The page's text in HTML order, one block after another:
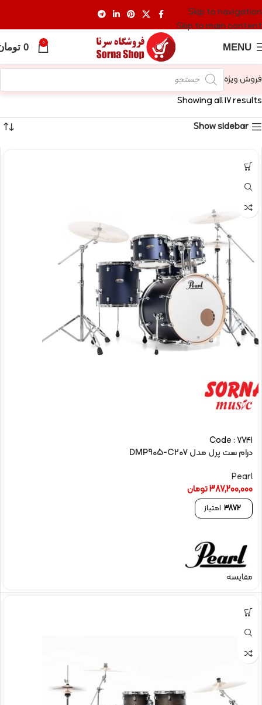
Skip to navigation
Skip to main content
MENU
0
0
فروش ویژه
Showing all 17 results
Show sidebar
Code : 7741
درام ست پرل مدل DMP905-C207
Pearl
387,200,000تومان
3872 امتیاز
مقایسه